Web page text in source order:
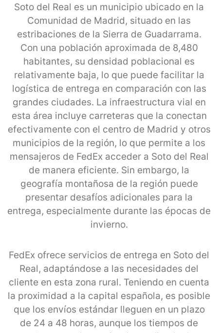
Soto del Real es un municipio ubicado en la
Comunidad de Madrid, situado en las
estribaciones de la Sierra de Guadarrama.
Con una población aproximada de 8,480
habitantes, su densidad poblacional es
relativamente baja, lo que puede facilitar la
logística de entrega en comparación con las
grandes ciudades. La infraestructura vial en
esta área incluye carreteras que la conectan
efectivamente con el centro de Madrid y otros
municipios de la región, lo que permite a los
mensajeros de FedEx acceder a Soto del Real
de manera eficiente. Sin embargo, la
geografía montañosa de la región puede
presentar desafíos adicionales para la
entrega, especialmente durante las épocas de
invierno.
FedEx ofrece servicios de entrega en Soto del
Real, adaptándose a las necesidades del
cliente en esta zona rural. Teniendo en cuenta
la proximidad a la capital española, es posible
que los envíos estándar lleguen en un plazo
de 24 a 48 horas, aunque los tiempos de